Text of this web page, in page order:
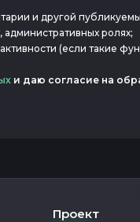
и другой
административных ролях;
(если такие
и даю согласие на
Проект